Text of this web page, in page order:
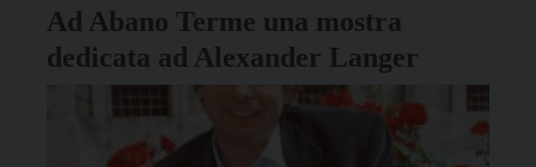
Ad Abano Terme una mostra
dedicata ad Alexander Langer